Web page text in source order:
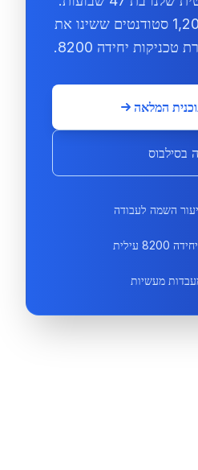
הצטרפו ליותר מ-1,200 סטודנטים ששינו את
יחידה 8200.
המלאה
בסילבוס
עילית